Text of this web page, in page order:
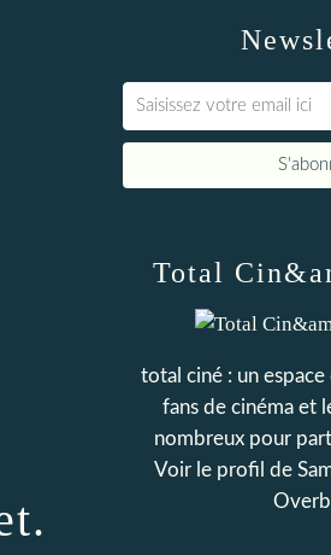
Total
total ciné : un
fans de cinéma et
nombreux pour
Voir le profil de